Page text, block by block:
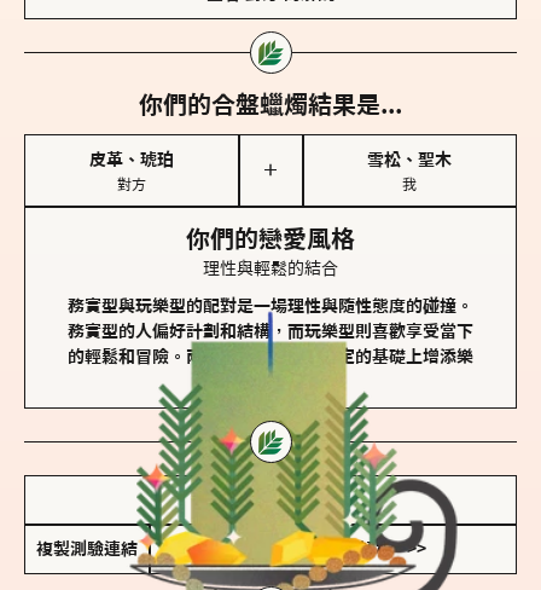
你們的合盤蠟燭結果是...
皮革、琥珀
對方
＋
雪松、聖木
我
你們的戀愛風格
理性與輕鬆的結合
務實型與玩樂型的配對是一場理性與隨性態度的碰撞。
務實型的人偏好計劃和結構，而玩樂型則喜歡享受當下
的輕鬆和冒險。兩者的關係能夠在穩定的基礎上增添樂
儲存我的結果圖
複製測驗連結 查看香氛類型全解析 >>>